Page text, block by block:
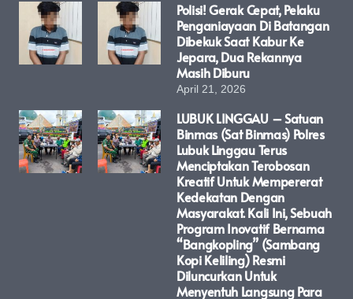
Polisi! Gerak Cepat, Pelaku
Penganiayaan Di Batangan
Dibekuk Saat Kabur Ke
Jepara, Dua Rekannya
Masih Diburu
April 21, 2026
LUBUK LINGGAU – Satuan
Binmas (Sat Binmas) Polres
Lubuk Linggau Terus
Menciptakan Terobosan
Kreatif Untuk Mempererat
Kedekatan Dengan
Masyarakat. Kali Ini, Sebuah
Program Inovatif Bernama
“Bangkopling” (Sambang
Kopi Keliling) Resmi
Diluncurkan Untuk
Menyentuh Langsung Para